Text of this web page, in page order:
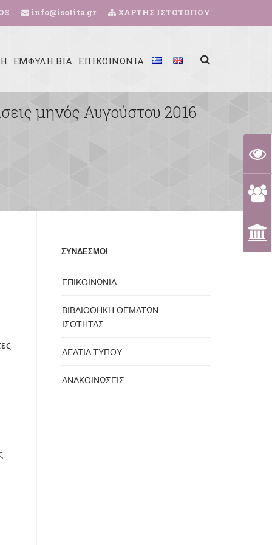
info@isotita.gr ΧΑΡΤΗΣ ΙΣΤΟΤΟΠΟΥ
ΕΜΦΥΛΗ ΒΙΑ ΕΠΙΚΟΙΝΩΝΙΑ
μηνός Αυγούστου 2016
ΣΥΝΔΕΣΜΟΙ
ΕΠΙΚΟΙΝΩΝΙΑ
ΒΙΒΛΙΟΘΗΚΗ ΘΕΜΑΤΩΝ
ΙΣΟΤΗΤΑΣ
ΔΕΛΤΙΑ ΤΥΠΟΥ
ΑΝΑΚΟΙΝΩΣΕΙΣ